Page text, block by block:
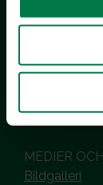
co MTK /
00101
MEDIER
Bildgalleri